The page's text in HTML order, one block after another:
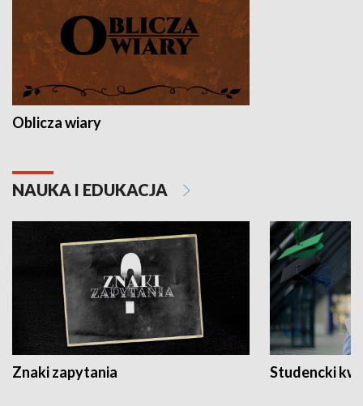
Oblicza wiary
NAUKA I EDUKACJA
Znaki zapytania Studencki